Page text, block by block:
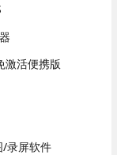
活便携版
/录屏软件